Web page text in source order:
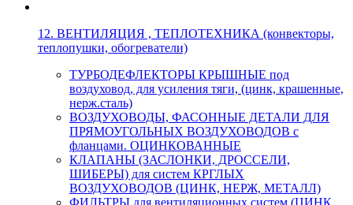
12. ВЕНТИЛЯЦИЯ , ТЕПЛОТЕХНИКА (конвекторы,
теплопушки, обогреватели)
ТУРБОДЕФЛЕКТОРЫ КРЫШНЫЕ под
воздуховод, для усиления тяги, (цинк, крашенные,
нерж.сталь)
ВОЗДУХОВОДЫ, ФАСОННЫЕ ДЕТАЛИ ДЛЯ
ПРЯМОУГОЛЬНЫХ ВОЗДУХОВОДОВ с
фланцами. ОЦИНКОВАННЫЕ
КЛАПАНЫ (ЗАСЛОНКИ, ДРОССЕЛИ,
ШИБЕРЫ) для систем КРГЛЫХ
ВОЗДУХОВОДОВ (ЦИНК, НЕРЖ, МЕТАЛЛ)
ФИЛЬТРЫ для вентиляционных систем (ЦИНК,